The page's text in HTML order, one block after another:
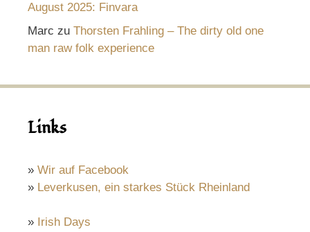
August 2025: Finvara
Marc zu Thorsten Frahling – The dirty old one
man raw folk experience
Links
» Wir auf Facebook
» Leverkusen, ein starkes Stück Rheinland
» Irish Days